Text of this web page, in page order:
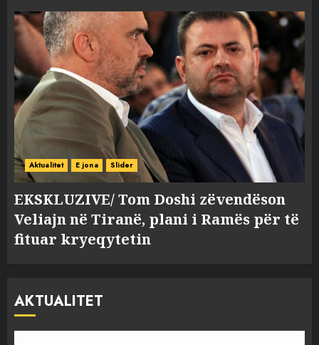
Aktualitet E jona Slider
EKSKLUZIVE/ Tom Doshi zëvendëson
Veliajn në Tiranë, plani i Ramës për të
fituar kryeqytetin
AKTUALITET